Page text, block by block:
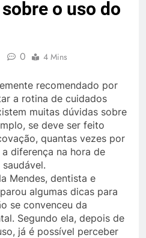
o uso do
0 4 Mins
recomendado por
a rotina de cuidados
muitas dúvidas sobre
se deve ser feito
quantas vezes por
diferença na hora de
Mendes, dentista e
algumas dicas para
se convenceu da
Segundo ela, depois de
já é possível perceber